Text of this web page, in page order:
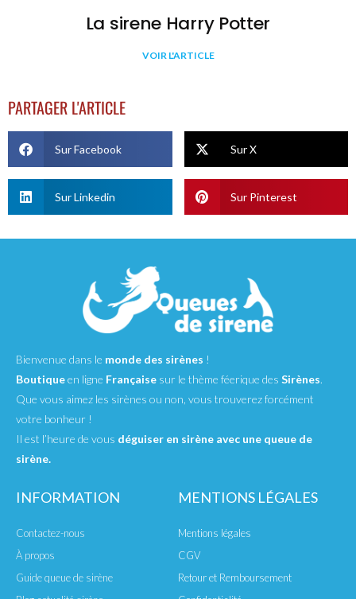
La sirene Harry Potter
VOIR L'ARTICLE
PARTAGER L'ARTICLE
Sur Facebook Sur X
Sur Linkedin Sur Pinterest
Bienvenue dans le monde des sirènes !
Boutiqueen ligne Française sur le thème féerique des Sirènes.
Que vous aimez les sirènes ou non, vous trouverez forcément
votre bonheur !
Il est l’heure de vous déguiser en sirène avec une queue de
sirène.
INFORMATION
Contactez-nous
À propos
Guide queue de sirène
MENTIONS LÉGALES
Mentions légales
CGV
Retour et Remboursement